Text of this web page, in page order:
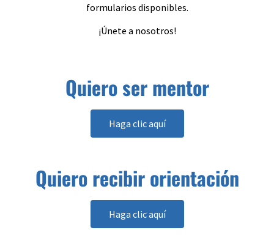
formularios disponibles.
¡Únete a nosotros!
Quiero ser mentor
Haga clic aquí
Quiero recibir orientación
Haga clic aquí